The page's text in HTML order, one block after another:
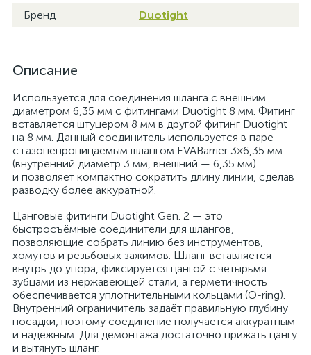
Бренд Duotight
Описание
Используется для соединения шланга с внешним
диаметром 6,35 мм с фитингами Duotight 8 мм. Фитинг
вставляется штуцером 8 мм в другой фитинг Duotight
на 8 мм. Данный соединитель используется в паре
с газонепроницаемым шлангом EVABarrier 3×6,35 мм
(внутренний диаметр 3 мм, внешний — 6,35 мм)
и позволяет компактно сократить длину линии, сделав
разводку более аккуратной.
Цанговые фитинги Duotight Gen. 2 — это
быстросъёмные соединители для шлангов,
позволяющие собрать линию без инструментов,
хомутов и резьбовых зажимов. Шланг вставляется
внутрь до упора, фиксируется цангой с четырьмя
зубцами из нержавеющей стали, а герметичность
обеспечивается уплотнительными кольцами (O-ring).
Внутренний ограничитель задаёт правильную глубину
посадки, поэтому соединение получается аккуратным
и надёжным. Для демонтажа достаточно прижать цангу
и вытянуть шланг.